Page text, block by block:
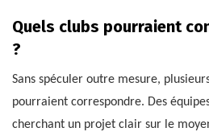
Quels clubs pourraient
?
Sans spéculer outre mesure,
pourraient correspondre. Des
cherchant un projet clair sur le